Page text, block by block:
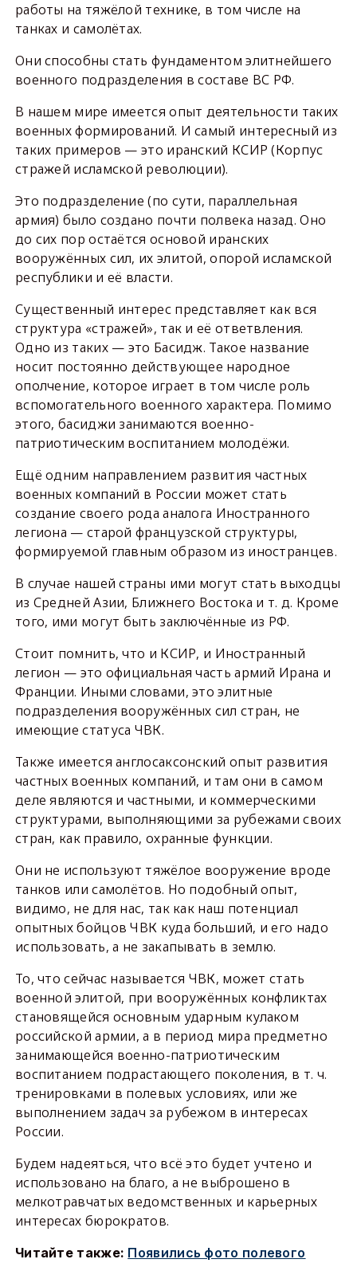
работы на тяжёлой технике, в том числе на
танках и самолётах.
Они способны стать фундаментом элитнейшего
военного подразделения в составе ВС РФ.
В нашем мире имеется опыт деятельности таких
военных формирований. И самый интересный из
таких примеров — это иранский КСИР (Корпус
стражей исламской революции).
Это подразделение (по сути, параллельная
армия) было создано почти полвека назад. Оно
до сих пор остаётся основой иранских
вооружённых сил, их элитой, опорой исламской
республики и её власти.
Существенный интерес представляет как вся
структура «стражей», так и её ответвления.
Одно из таких — это Басидж. Такое название
носит постоянно действующее народное
ополчение, которое играет в том числе роль
вспомогательного военного характера. Помимо
этого, басиджи занимаются военно-
патриотическим воспитанием молодёжи.
Ещё одним направлением развития частных
военных компаний в России может стать
создание своего рода аналога Иностранного
легиона — старой французской структуры,
формируемой главным образом из иностранцев.
В случае нашей страны ими могут стать выходцы
из Средней Азии, Ближнего Востока и т. д. Кроме
того, ими могут быть заключённые из РФ.
Стоит помнить, что и КСИР, и Иностранный
легион — это официальная часть армий Ирана и
Франции. Иными словами, это элитные
подразделения вооружённых сил стран, не
имеющие статуса ЧВК.
Также имеется англосаксонский опыт развития
частных военных компаний, и там они в самом
деле являются и частными, и коммерческими
структурами, выполняющими за рубежами своих
стран, как правило, охранные функции.
Они не используют тяжёлое вооружение вроде
танков или самолётов. Но подобный опыт,
видимо, не для нас, так как наш потенциал
опытных бойцов ЧВК куда больший, и его надо
использовать, а не закапывать в землю.
То, что сейчас называется ЧВК, может стать
военной элитой, при вооружённых конфликтах
становящейся основным ударным кулаком
российской армии, а в период мира предметно
занимающейся военно-патриотическим
воспитанием подрастающего поколения, в т. ч.
тренировками в полевых условиях, или же
выполнением задач за рубежом в интересах
России.
Будем надеяться, что всё это будет учтено и
использовано на благо, а не выброшено в
мелкотравчатых ведомственных и карьерных
интересах бюрократов.
Читайте также: Появились фото полевого